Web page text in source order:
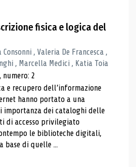
fisica e logica del
, Valeria De Francesca ,
, Marcella Medici , Katia Toia
numero: 2
e recupero dell’informazione
hanno portato a una
importanza dei cataloghi delle
di accesso privilegiato
le biblioteche digitali,
base di quelle ...